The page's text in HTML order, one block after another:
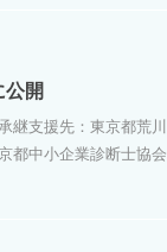
開
継支援先：東京都荒川
都中小企業診断士協会